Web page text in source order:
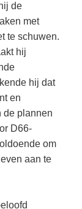
de
met
te schuwen.
hij
hij dat
en
de plannen
D66-
om
aan te